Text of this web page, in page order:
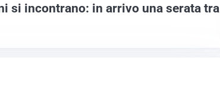
si incontrano: in arrivo una serata tra